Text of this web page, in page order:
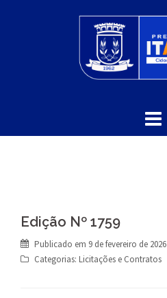
Edição Nº 1759
Publicado em 9 de fevereiro de 2026
Categorias: Licitações e Contratos